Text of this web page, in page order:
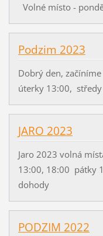
Volné místo -
Podzim 2023
Dobrý den,
úterky 13:00,
JARO 2023
Jaro 2023 volná
13:00, 18:00 pátky
dohody
PODZIM 2022